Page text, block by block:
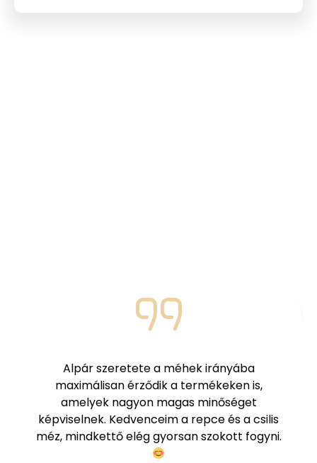
Az év 365 napjában szoktam fogyasztani a
termékeket. Télen propoliszt, tavasszal
vegyes virágmézet, nyáron a különböző
magvas mézeket, ősszel pedig a repceméz
leginkább a favorit.